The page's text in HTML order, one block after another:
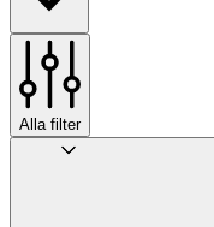
Alla filter